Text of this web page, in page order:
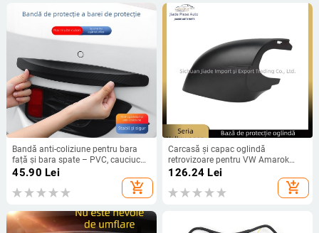
Bandă anti-coliziune pentru bara
față și bara spate – PVC, cauciuc
moale, compatibil universal
45.90 Lei
add_shopping_cart
Carcasă și capac oglindă
retrovizoare pentru VW Amarok
(2010–2019) și VW Multivan T5/T6
| ABS | Nr. piese 7E1 857 603B / 7E1
857 604B
126.24 Lei
add_shopping_cart